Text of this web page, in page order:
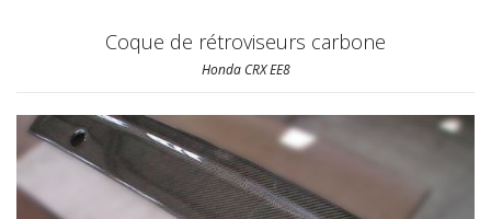
Coque de rétroviseurs carbone
Honda CRX EE8